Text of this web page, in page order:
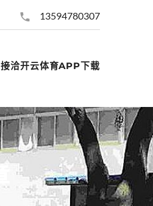
13594780307
接洽开云体育APP下载